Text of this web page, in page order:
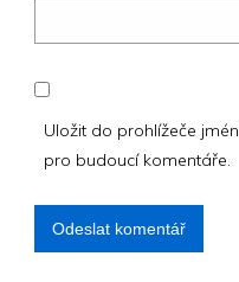
Uložit do prohlížeče
pro budoucí komentáře.